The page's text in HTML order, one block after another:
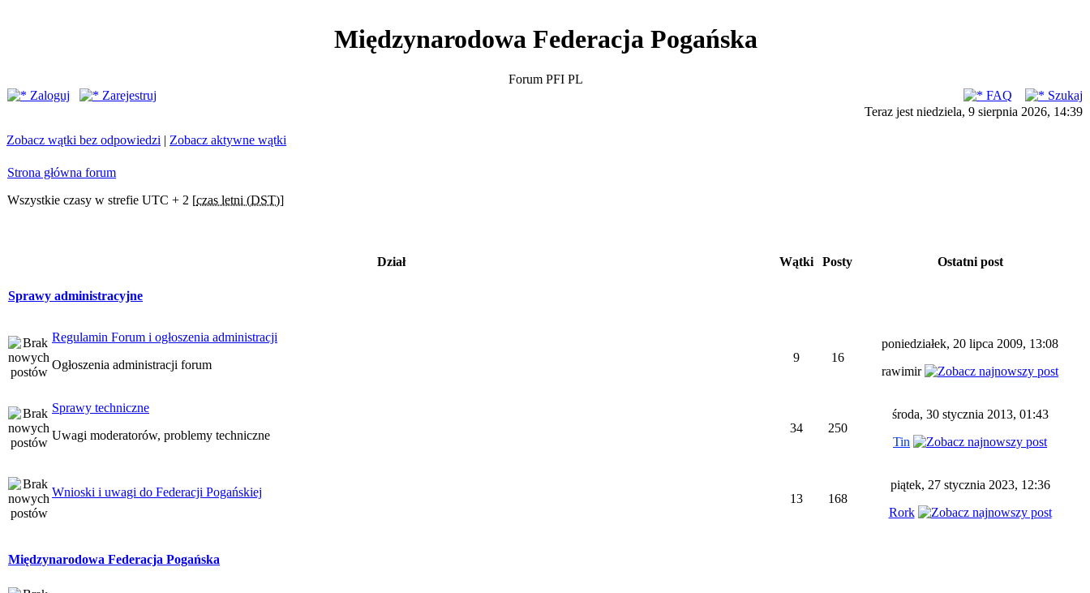
Międzynarodowa Federacja Pogańska
Forum PFI PL
Zaloguj
Zarejestruj FAQ
Szukaj
Teraz jest niedziela, 9 sierpnia 2026, 14:39
Zobacz wątki bez odpowiedzi | Zobacz aktywne wątki
Strona główna forum
Wszystkie czasy w strefie UTC + 2 [czas letni (DST)]
Dział Wątki Posty Ostatni post
Sprawy administracyjne
Regulamin Forum i ogłoszenia administracji
Ogłoszenia administracji forum
9 16
poniedziałek, 20 lipca 2009, 13:08
rawimir
Sprawy techniczne
Uwagi moderatorów, problemy techniczne
34 250
środa, 30 stycznia 2013, 01:43
Tin
Wnioski i uwagi do Federacji Pogańskiej 13 168
piątek, 27 stycznia 2023, 12:36
Rork
Międzynarodowa Federacja Pogańska